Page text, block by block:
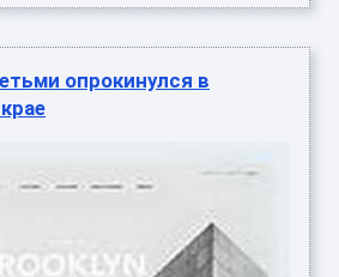
опрокинулся в